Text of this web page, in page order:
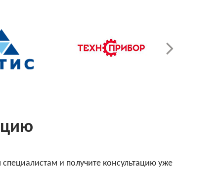
и получите консультацию уже